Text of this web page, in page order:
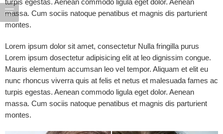
turpis egestas. Aenean commodo ligula eget dolor. Aenean
massa. Cum sociis natoque penatibus et magnis dis parturient
montes.
Lorem ipsum dolor sit amet, consectetur Nulla fringilla purus
Lorem ipsum dosectetur adipisicing elit at leo dignissim congue.
Mauris elementum accumsan leo vel tempor. Aliquam et elit eu
nunc rhoncus viverra quis at felis et netus et malesuada fames ac
turpis egestas. Aenean commodo ligula eget dolor. Aenean
massa. Cum sociis natoque penatibus et magnis dis parturient
montes.